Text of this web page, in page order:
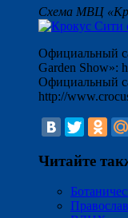
Схема МВЦ
Официальный
Garden Show»:
Официальный
http://
Читайте